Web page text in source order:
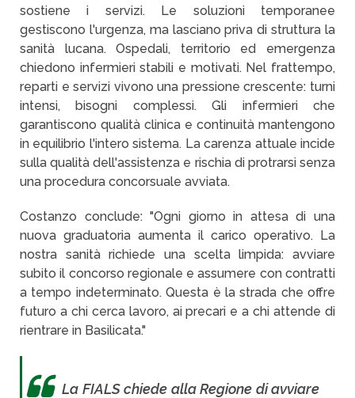
sostiene i servizi. Le soluzioni temporanee
gestiscono l'urgenza, ma lasciano priva di struttura la
sanità lucana. Ospedali, territorio ed emergenza
chiedono infermieri stabili e motivati. Nel frattempo,
reparti e servizi vivono una pressione crescente: turni
intensi, bisogni complessi. Gli infermieri che
garantiscono qualità clinica e continuità mantengono
in equilibrio l'intero sistema. La carenza attuale incide
sulla qualità dell'assistenza e rischia di protrarsi senza
una procedura concorsuale avviata.
Costanzo conclude: "Ogni giorno in attesa di una
nuova graduatoria aumenta il carico operativo. La
nostra sanità richiede una scelta limpida: avviare
subito il concorso regionale e assumere con contratti
a tempo indeterminato. Questa è la strada che offre
futuro a chi cerca lavoro, ai precari e a chi attende di
rientrare in Basilicata."
La FIALS chiede alla Regione di avviare